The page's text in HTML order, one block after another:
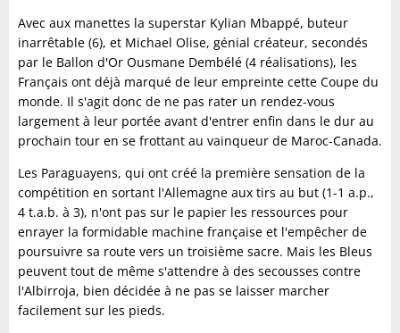
Avec aux manettes la superstar Kylian Mbappé, buteur
inarrêtable (6), et Michael Olise, génial créateur, secondés
par le Ballon d'Or Ousmane Dembélé (4 réalisations), les
Français ont déjà marqué de leur empreinte cette Coupe du
monde. Il s'agit donc de ne pas rater un rendez-vous
largement à leur portée avant d'entrer enfin dans le dur au
prochain tour en se frottant au vainqueur de Maroc-Canada.
Les Paraguayens, qui ont créé la première sensation de la
compétition en sortant l'Allemagne aux tirs au but (1-1 a.p.,
4 t.a.b. à 3), n'ont pas sur le papier les ressources pour
enrayer la formidable machine française et l'empêcher de
poursuivre sa route vers un troisième sacre. Mais les Bleus
peuvent tout de même s'attendre à des secousses contre
l'Albirroja, bien décidée à ne pas se laisser marcher
facilement sur les pieds.